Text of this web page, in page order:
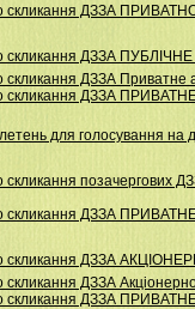
скликання ДЗЗА
скликання ДЗЗА
ДЗЗА Приватне
скликання ДЗЗА
для голосування
позачергових
скликання ДЗЗА
скликання ДЗЗА
ДЗЗА
скликання ДЗЗА